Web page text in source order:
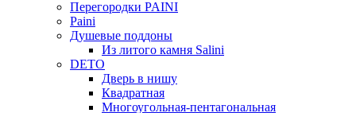
Перегородки PAINI
Paini
Душевые поддоны
Из литого камня Salini
DETO
Дверь в нишу
Квадратная
Многоугольная-пентагональная